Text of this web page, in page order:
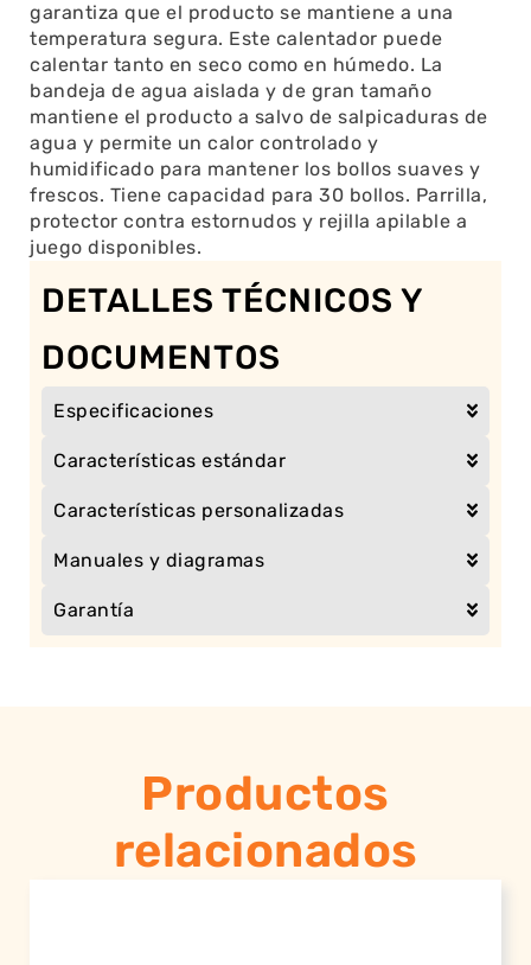
garantiza que el producto se mantiene a una
temperatura segura. Este calentador puede
calentar tanto en seco como en húmedo. La
bandeja de agua aislada y de gran tamaño
mantiene el producto a salvo de salpicaduras de
agua y permite un calor controlado y
humidificado para mantener los bollos suaves y
frescos. Tiene capacidad para 30 bollos. Parrilla,
protector contra estornudos y rejilla apilable a
juego disponibles.
DETALLES TÉCNICOS Y
DOCUMENTOS
Especificaciones
Características estándar
Características personalizadas
Manuales y diagramas
Garantía
Productos
relacionados